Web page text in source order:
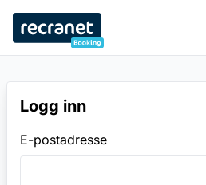
Recranet Booking
Logg inn
E-postadresse